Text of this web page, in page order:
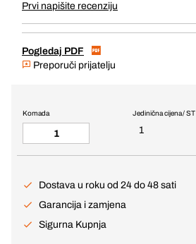
Prvi napišite recenziju
Pogledaj PDF
Preporuči prijatelju
Jedinična cijena / ST
1
Komada
Dostava u roku od 24 do 48 sati
Garancija i zamjena
Sigurna Kupnja